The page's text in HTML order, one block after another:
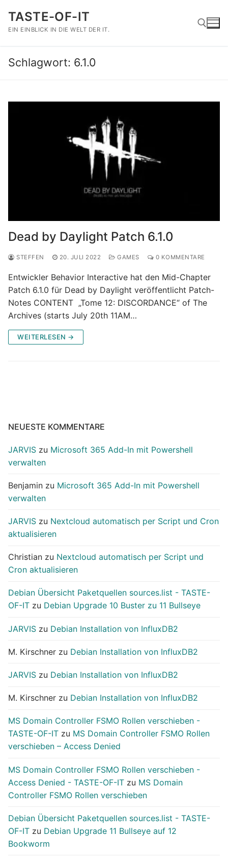
Inhalt
springen
TASTE-OF-IT
EIN EINBLICK IN DIE WELT DER IT.
Schlagwort: 6.1.0
Dead by Daylight Patch 6.1.0
STEFFEN 20. JULI 2022 GAMES 0 KOMMENTARE
Entwickler Behavior Interactive hat den Mid-Chapter
Patch 6.1.0 für Dead by Daylight veröffentlicht Patch-
Notes CONTENT „Tome 12: DISCORDANCE“ of The
Archives (starts July 20th 11AM…
WEITERLESEN →
NEUESTE KOMMENTARE
JARVIS zu Microsoft 365 Add-In mit Powershell
verwalten
Benjamin zu Microsoft 365 Add-In mit Powershell
verwalten
JARVIS zu Nextcloud automatisch per Script und Cron
aktualisieren
Christian zu Nextcloud automatisch per Script und
Cron aktualisieren
Debian Übersicht Paketquellen sources.list - TASTE-
OF-IT zu Debian Upgrade 10 Buster zu 11 Bullseye
JARVIS zu Debian Installation von InfluxDB2
M. Kirschner zu Debian Installation von InfluxDB2
JARVIS zu Debian Installation von InfluxDB2
M. Kirschner zu Debian Installation von InfluxDB2
MS Domain Controller FSMO Rollen verschieben -
TASTE-OF-IT zu MS Domain Controller FSMO Rollen
verschieben – Access Denied
MS Domain Controller FSMO Rollen verschieben -
Access Denied - TASTE-OF-IT zu MS Domain
Controller FSMO Rollen verschieben
Debian Übersicht Paketquellen sources.list - TASTE-
OF-IT zu Debian Upgrade 11 Bullseye auf 12
Bookworm